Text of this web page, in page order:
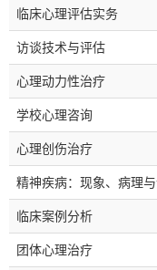
临床心理评估实务
访谈技术与评估
心理动力性治疗
学校心理咨询
心理创伤治疗
精神疾病：现象、病理
临床案例分析
团体心理治疗